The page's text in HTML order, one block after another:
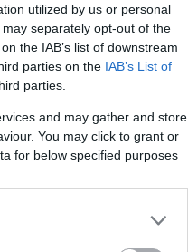
utilized by us or personal
separately opt-out of the
the IAB’s list of downstream
parties on the IAB’s List of
parties.
and may gather and store
You may click to grant or
for below specified purposes